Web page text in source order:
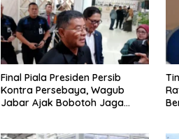
Final Piala Presiden Persib
Kontra Persebaya, Wagub
Jabar Ajak Bobotoh Jaga